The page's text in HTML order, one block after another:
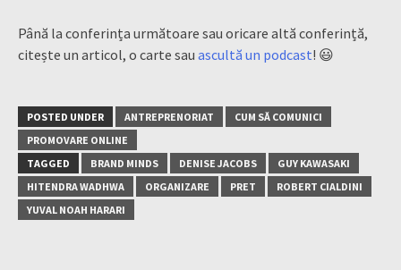
Până la conferința următoare sau oricare altă conferință,
citește un articol, o carte sau ascultă un podcast! 😃
POSTED UNDER ANTREPRENORIAT
CUM SĂ COMUNICI
PROMOVARE ONLINE
TAGGED
BRAND MINDS DENISE JACOBS
GUY KAWASAKI
HITENDRA WADHWA
ORGANIZARE PRET
ROBERT CIALDINI
YUVAL NOAH HARARI